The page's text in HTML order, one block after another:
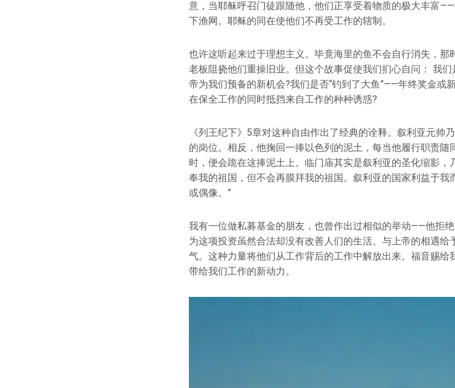
意，当耶稣呼召门徒跟随他，他们正享受着物质的极大丰富
下渔网。耶稣的同在使他们不再受工作的辖制。
也许这听起来过于理想主义。毕竟海里的鱼不会自行消失，那
老板阻挠他们重操旧业。但这个故事促使我们扪心自问： 我
帝为我们预备的新机会?我们是否“钓到了大鱼”——年终奖金或
在保全工作的同时抵挡来自工作的种种诱惑?
《列王纪下》5章对这种自由作出了经典的诠释。叙利亚元帅
的岗位。相反，他掬回一捧以色列的泥土，每当他履行职责
时，便会跪在这捧泥土上。临门庙其实是叙利亚的圣化缩影，
奉我的祖国，但不会再膜拜我的祖国。叙利亚的国家利益于我
或偶像。”
我有一位做私募基金的朋友，也曾作出过相似的举动——他拒
为这项投资虽然合法却没有改善人们的生活。与上帝的相遇给
气。这种力量将他们从工作背后的工作中解放出来。福音赐给
带给我们工作的新动力。